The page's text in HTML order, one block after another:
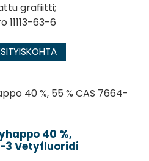
grafiitti;
63-6
40 %,
3 Vetyfluoridi